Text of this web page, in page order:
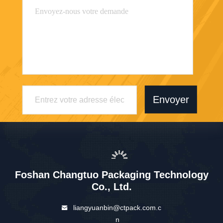
Envoyer
Foshan Changtuo Packaging Technology
Co., Ltd.
liangyuanbin@ctpack.com.c
n